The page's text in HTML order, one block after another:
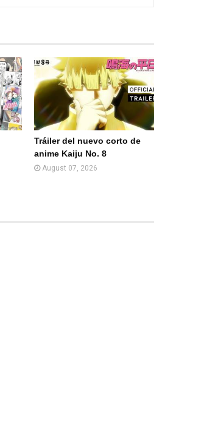
Tráiler del nuevo corto de
anime Kaiju No. 8
August 07, 2026